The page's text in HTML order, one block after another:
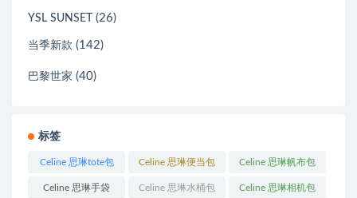
YSL SUNSET (26)
当季新款 (142)
巴黎世家 (40)
标签
Celine 思琳tote包
(23)
Celine 思琳便当包
(14)
Celine 思琳帆布包
(18)
Celine 思琳手袋 Celine 思琳水桶包 Celine 思琳相机包